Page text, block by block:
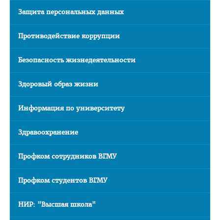
Расписание
Адрес
Для иностранных граждан
Личный кабинет абитуриента
Сроки вступительной кампании 2026
План приема в ВГМУ 2026
Нормативная документация
Целевая подготовка
Общая информация
Защита персональных данных
Противодействие коррупции
Безопасность жизнедеятельности
Здоровый образ жизни
Информация по университету
Здравоохранение
Профком сотрудников ВГМУ
Профком студентов ВГМУ
НИР: "Высшая школа"